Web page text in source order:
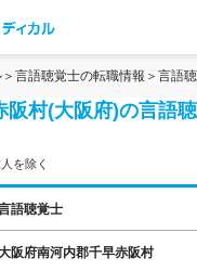
言語聴覚士の転職情報 言語
阪村(大阪府)の言語
を除く
語聴覚士
阪府南河内郡千早赤阪村